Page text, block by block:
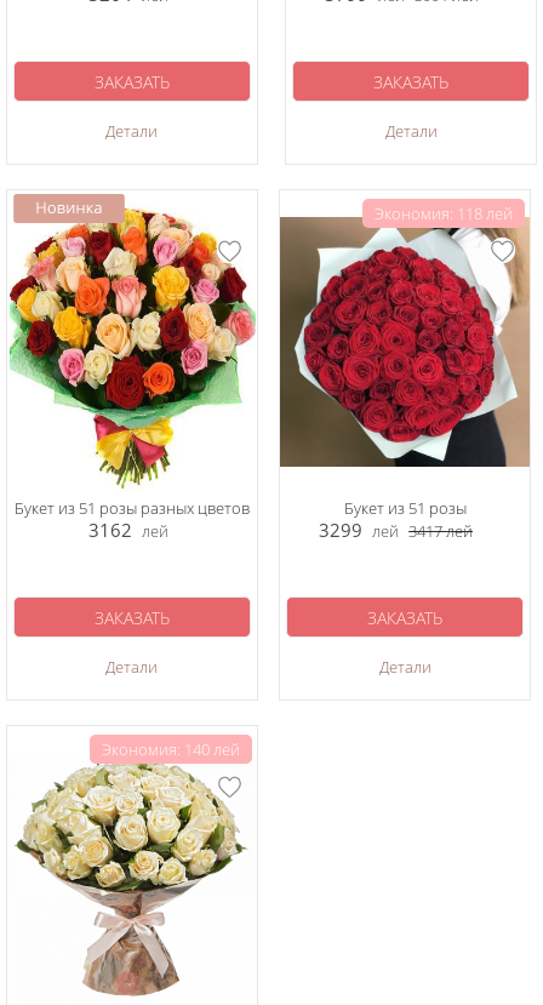
Детали
ЗАКАЗАТЬ
Детали
ЗАКАЗАТЬ
Букет из 51 розы разных цветов
3162 лей
Детали
ЗАКАЗАТЬ
Экономия: 118 лей
Букет из 51 розы
3299 лей 3417лей
Детали
ЗАКАЗАТЬ
Экономия: 140 лей